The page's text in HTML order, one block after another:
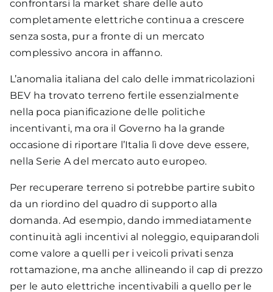
fattori che abbiamo analizzato più volte, si
può dedurre infatti che la distribuzione del
calo si è concentrata in un periodo ristretto
incentivi valide nel 2021, che avevano
contribuito a concentrare a fine anno le auto-
immatricolazioni. Il tutto insieme ai target
sulle emissioni che dovevano essere
raggiunti dalle Case auto. Senza questo
combinato disposto, avremmo
uniforme delle immatricolazioni full electric,
maggiormente in linea con l’andamento del
mercato complessivo.
immatricolate, dietro all’Italia in termini
assoluti ma con una crescita sul 2021 del
+18,4% a fronte del passo indietro tricolore.
mentre il restante 25% su suolo privato a uso
pubblico (e.g. supermercati o centri
commerciali). Cresce, rispetto alle rilevazioni
pubblico collocati su suolo privato (che nelle
precedenti rilevazioni si attestava intorno al
23%).
Rispetto alla precedente elaborazione di
giugno 2022, che riportava 30.704 punti in
15.674 infrastrutture e 12.410 location si osserva
Infrastrutture e +815 nuove location. Questo
dato, seppur inferiore rispetto all’incremento
registrato lo scorso trimestre, conferma un
buon trend di crescita per la ricarica pubblica in
Italia che nelle ultime due rilevazioni trimestrali
si è attestato al di sopra dei 2.000 punti
confrontarsi la market share delle auto
completamente elettriche continua a crescere
senza sosta, pur a fronte di un mercato
complessivo ancora in affanno.
L’anomalia italiana del calo delle immatricolazioni
BEV ha trovato terreno fertile essenzialmente
nella poca pianificazione delle politiche
incentivanti, ma ora il Governo ha la grande
occasione di riportare l’Italia lì dove deve essere,
nella Serie A del mercato auto europeo.
Per recuperare terreno si potrebbe partire subito
da un riordino del quadro di supporto alla
domanda. Ad esempio, dando immediatamente
continuità agli incentivi al noleggio, equiparandoli
come valore a quelli per i veicoli privati senza
rottamazione, ma anche allineando il cap di prezzo
per le auto elettriche incentivabili a quello per le